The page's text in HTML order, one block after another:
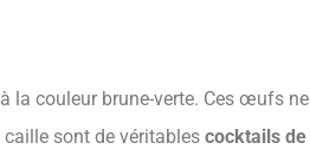
couleur brune-verte. Ces œufs
sont de véritables cocktails